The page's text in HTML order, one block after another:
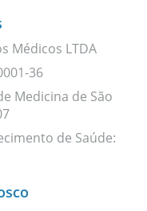
Médicos LTDA
36
Medicina de São
de Saúde: